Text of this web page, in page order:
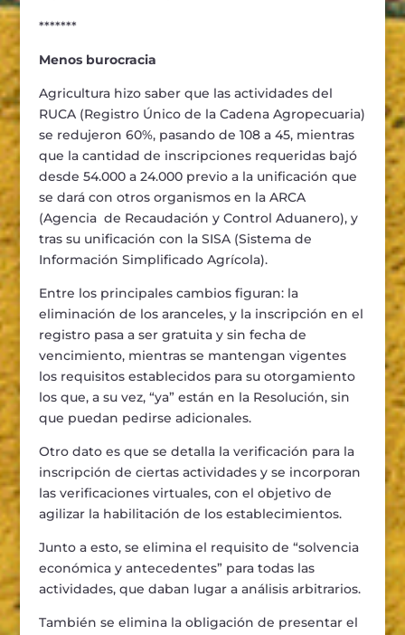
*******
Menos burocracia
Agricultura hizo saber que las actividades del
RUCA (Registro Único de la Cadena Agropecuaria)
se redujeron 60%, pasando de 108 a 45, mientras
que la cantidad de inscripciones requeridas bajó
desde 54.000 a 24.000 previo a la unificación que
se dará con otros organismos en la ARCA
(Agencia de Recaudación y Control Aduanero), y
tras su unificación con la SISA (Sistema de
Información Simplificado Agrícola).
Entre los principales cambios figuran: la
eliminación de los aranceles, y la inscripción en el
registro pasa a ser gratuita y sin fecha de
vencimiento, mientras se mantengan vigentes
los requisitos establecidos para su otorgamiento
los que, a su vez, “ya” están en la Resolución, sin
que puedan pedirse adicionales.
Otro dato es que se detalla la verificación para la
inscripción de ciertas actividades y se incorporan
las verificaciones virtuales, con el objetivo de
agilizar la habilitación de los establecimientos.
Junto a esto, se elimina el requisito de “solvencia
económica y antecedentes” para todas las
actividades, que daban lugar a análisis arbitrarios.
También se elimina la obligación de presentar el